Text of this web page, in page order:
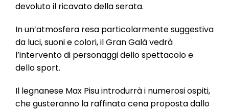
devoluto il ricavato della serata.
In un’atmosfera resa particolarmente suggestiva
da luci, suoni e colori, il Gran Galà vedrà
l’intervento di personaggi dello spettacolo e
dello sport.
Il legnanese Max Pisu introdurrà i numerosi ospiti,
che gusteranno la raffinata cena proposta dallo